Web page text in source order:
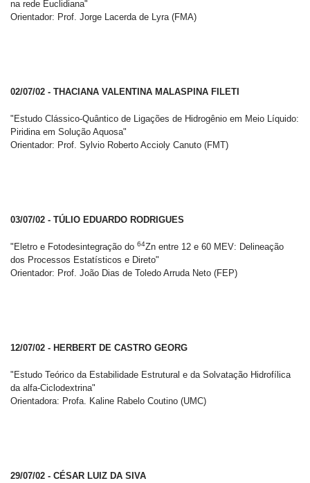
na rede Euclidiana"
Orientador: Prof. Jorge Lacerda de Lyra (FMA)
02/07/02 - THACIANA VALENTINA MALASPINA FILETI
"Estudo Clássico-Quântico de Ligações de Hidrogênio em Meio Líquido:
Piridina em Solução Aquosa"
Orientador: Prof. Sylvio Roberto Accioly Canuto (FMT)
03/07/02 - TÚLIO EDUARDO RODRIGUES
"Eletro e Fotodesintegração do 64Zn entre 12 e 60 MEV: Delineação
dos Processos Estatísticos e Direto"
Orientador: Prof. João Dias de Toledo Arruda Neto (FEP)
12/07/02 - HERBERT DE CASTRO GEORG
"Estudo Teórico da Estabilidade Estrutural e da Solvatação Hidrofílica
da alfa-Ciclodextrina"
Orientadora: Profa. Kaline Rabelo Coutino (UMC)
29/07/02 - CÉSAR LUIZ DA SIVA